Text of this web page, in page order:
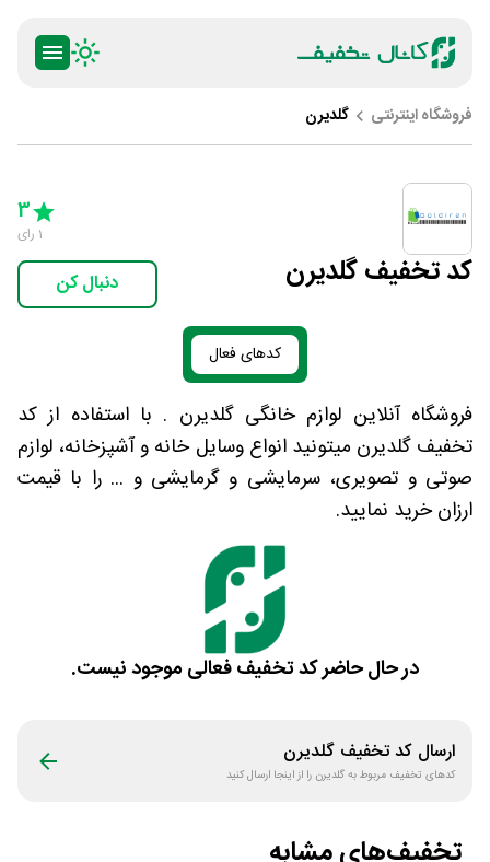
فروشگاه اینترنتی گلدیرن
کد تخفیف گلدیرن
5 Stars
3
1 رای
دنبال کن
کدهای فعال
فروشگاه آنلاین لوازم خانگی گلدیرن . با استفاده از کد
تخفیف گلدیرن میتونید انواع وسایل خانه و آشپزخانه، لوازم
صوتی و تصویری، سرمایشی و گرمایشی و ... را با قیمت
ارزان خرید نمایید.
در حال حاضر کد تخفیف فعالی موجود نیست.
ارسال کد تخفیف گلدیرن
کدهای تخفیف مربوط بهگلدیرن را از اینجا ارسال کنید
تخفیف‌های مشابه